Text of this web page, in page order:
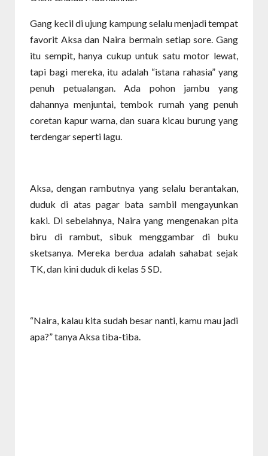
Gang kecil di ujung kampung selalu menjadi tempat
favorit Aksa dan Naira bermain setiap sore. Gang
itu sempit, hanya cukup untuk satu motor lewat,
tapi bagi mereka, itu adalah “istana rahasia” yang
penuh petualangan. Ada pohon jambu yang
dahannya menjuntai, tembok rumah yang penuh
coretan kapur warna, dan suara kicau burung yang
terdengar seperti lagu.
Aksa, dengan rambutnya yang selalu berantakan,
duduk di atas pagar bata sambil mengayunkan
kaki. Di sebelahnya, Naira yang mengenakan pita
biru di rambut, sibuk menggambar di buku
sketsanya. Mereka berdua adalah sahabat sejak
TK, dan kini duduk di kelas 5 SD.
“Naira, kalau kita sudah besar nanti, kamu mau jadi
apa?” tanya Aksa tiba-tiba.